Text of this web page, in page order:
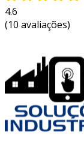
4.6
(10 avaliações)